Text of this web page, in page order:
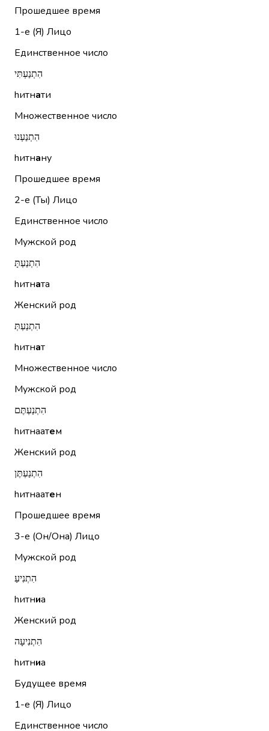
Прошедшее время
1-е (Я) Лицо
Единственное число
הִתְנַעְתִּי
hитнати
Множественное число
הִתְנַעְנוּ
hитнану
Прошедшее время
2-е (Ты) Лицо
Единственное число
Мужской род
הִתְנַעְתָּ
hитната
Женский род
הִתְנַעְתְּ
hитнат
Множественное число
Мужской род
הִתְנַעְתֶּם
hитнаатем
Женский род
הִתְנַעְתֶּן
hитнаатен
Прошедшее время
3-е (Он/Она) Лицо
Мужской род
הִתְנִיעַ
hитниа
Женский род
הִתְנִיעָה
hитниа
Будущее время
1-е (Я) Лицо
Единственное число